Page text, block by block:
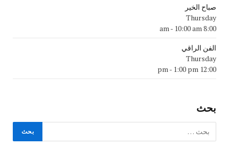
صباح الخير
Thursday
8:00 am
- 10:00 am
الفن الراقي
Thursday
12:00 pm
- 1:00 pm
بحث